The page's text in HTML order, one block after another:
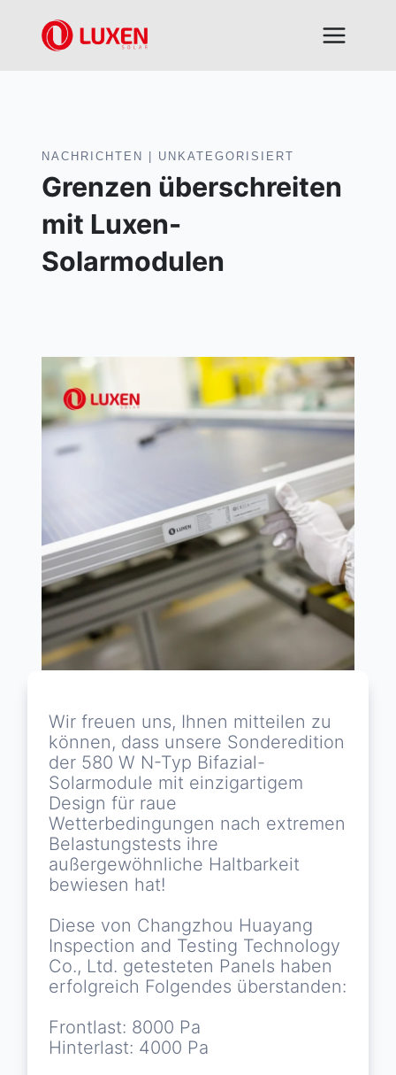
Inhalt
springen
NACHRICHTEN UNKATEGORISIERT
Grenzen überschreiten
mit Luxen-
Solarmodulen
Wir freuen uns, Ihnen mitteilen zu
können, dass unsere Sonderedition
der 580 W N-Typ Bifazial-
Solarmodule mit einzigartigem
Design für raue
Wetterbedingungen nach extremen
Belastungstests ihre
außergewöhnliche Haltbarkeit
bewiesen hat!
Diese von Changzhou Huayang
Inspection and Testing Technology
Co., Ltd. getesteten Panels haben
erfolgreich Folgendes überstanden:
Frontlast: 8000 Pa
Hinterlast: 4000 Pa